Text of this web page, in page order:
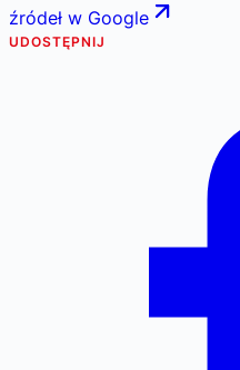
źródeł w Google
UDOSTĘPNIJ